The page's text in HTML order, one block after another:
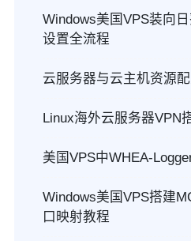
Windows美国VPS装向
设置全流程
云服务器与云主机资源
Linux海外云服务器VPN
美国VPS中WHEA-
Windows美国VPS搭建
口映射教程